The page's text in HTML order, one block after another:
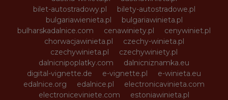
bilet-autostradowy.pl
bilety-autostradowe.pl
bulgariawienieta.pl
bulgariawinieta.pl
bulharskadalnice.com
cenawiniety.pl
cenywiniet.pl
chorwacjawinieta.pl
czechy-winieta.pl
czechywinieta.pl
czechywiniety.pl
dalnicnipoplatky.com
dalnicniznamka.eu
digital-vignette.de
e-vignette.pl
e-winieta.eu
edalnice.org
edalnice.pl
electronicavinieta.com
electroniceviniete.com
estoniawinieta.pl